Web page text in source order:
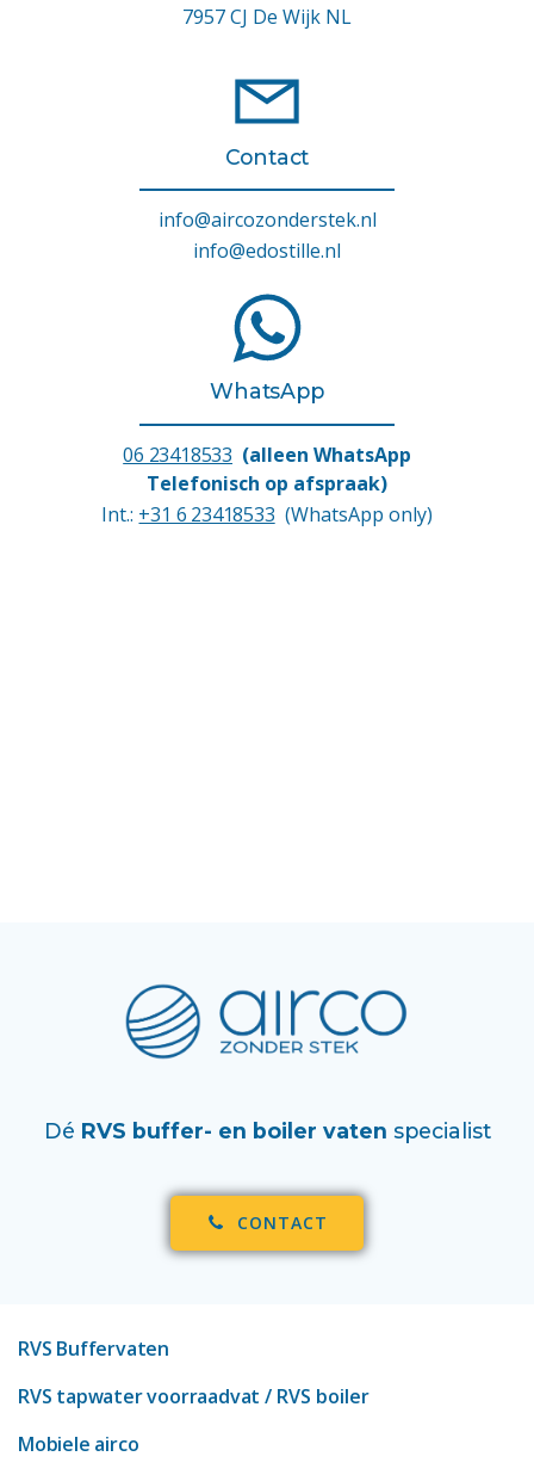
7957 CJ De Wijk NL
Contact
info@aircozonderstek.nl
info@edostille.nl
WhatsApp
06 23418533 (alleen WhatsApp
Telefonisch op afspraak)
Int.: +31 6 23418533 (WhatsApp only)
Dé RVS buffer- en boiler vaten specialist
CONTACT
RVS Buffervaten
RVS tapwater voorraadvat / RVS boiler
Mobiele airco